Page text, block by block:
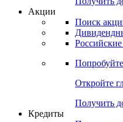
Акции
Поиск
Попробуйте
Откройте
Получить
Кредиты